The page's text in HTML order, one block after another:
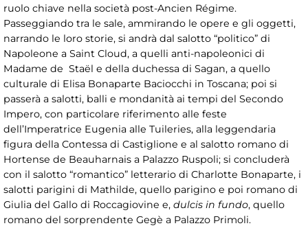
ruolo chiave nella società post-Ancien Régime.
Passeggiando tra le sale, ammirando le opere e gli oggetti,
narrando le loro storie, si andrà dal salotto “politico” di
Napoleone a Saint Cloud, a quelli anti-napoleonici di
Madame de Staël e della duchessa di Sagan, a quello
culturale di Elisa Bonaparte Baciocchi in Toscana; poi si
passerà a salotti, balli e mondanità ai tempi del Secondo
Impero, con particolare riferimento alle feste
dell’Imperatrice Eugenia alle Tuileries, alla leggendaria
figura della Contessa di Castiglione e al salotto romano di
Hortense de Beauharnais a Palazzo Ruspoli; si concluderà
con il salotto “romantico” letterario di Charlotte Bonaparte, i
salotti parigini di Mathilde, quello parigino e poi romano di
Giulia del Gallo di Roccagiovine e, dulcis in fundo, quello
romano del sorprendente Gegè a Palazzo Primoli.